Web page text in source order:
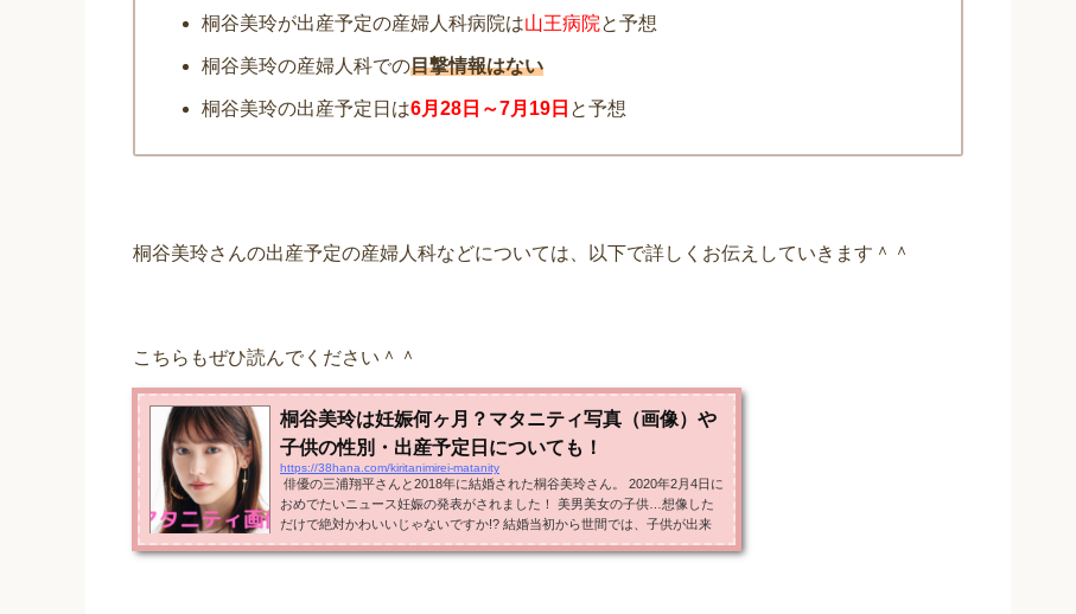
桐谷美玲が出産予定の産婦人科病院は山王病院と予想
桐谷美玲の産婦人科での目撃情報はない
桐谷美玲の出産予定日は6月28日～7月19日 と予想
桐谷美玲さんの出産予定の産婦人科などについては、以下で詳しくお伝えしていきます＾＾
こちらもぜひ読んでください＾＾
桐谷美玲は妊娠何ヶ月？マタニティ写真（画像）や
子供の性別・出産予定日についても！
https://38hana.com/kiritanimirei-matanity
俳優の三浦翔平さんと2018年に結婚された桐谷美玲さん。 2020年2月4日に
おめでたいニュース妊娠の発表がされました！ 美男美女の子供…想像した
だけで絶対かわいいじゃないですか!? 結婚当初から世間では、子供が出来
たらかわいいの間違いなし！と騒がれてたくらいですからね～ 私も2人のお